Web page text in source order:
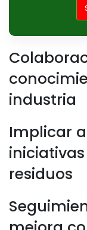
industria
Implicar
residuos